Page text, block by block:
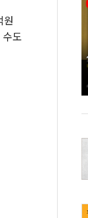
원
도